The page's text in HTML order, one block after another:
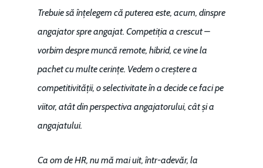
Trebuie să înțelegem că puterea este, acum, dinspre
angajator spre angajat. Competiția a crescut –
vorbim despre muncă remote, hibrid, ce vine la
pachet cu multe cerințe. Vedem o creștere a
competitivității, o selectivitate în a decide ce faci pe
viitor, atât din perspectiva angajatorului, cât și a
angajatului.
Ca om de HR, nu mă mai uit, într-adevăr, la